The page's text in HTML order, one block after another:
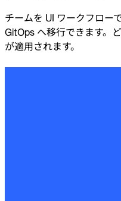
チームを UI ワークフロー
GitOps へ移行できます。
が適用されます。